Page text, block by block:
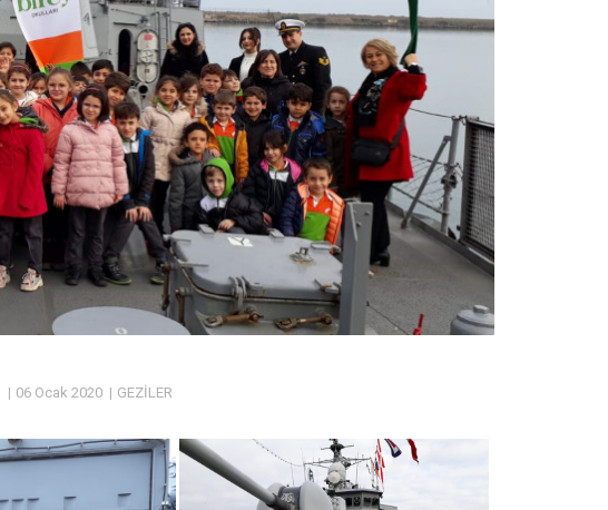
06 Ocak 2020
GEZİLER